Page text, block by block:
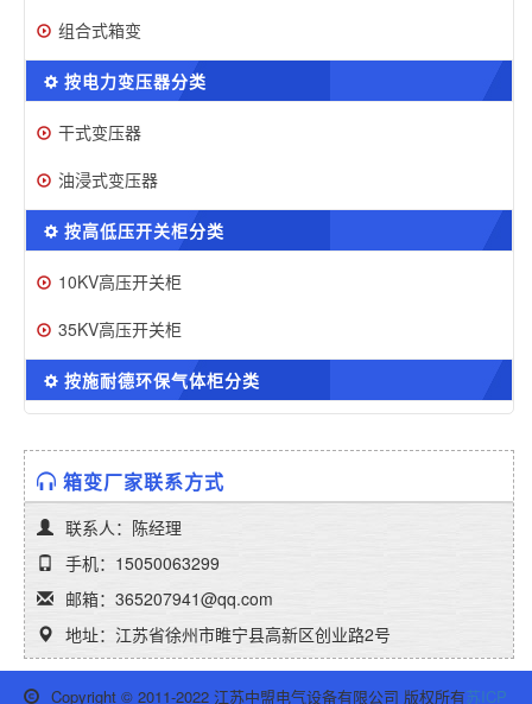
组合式箱变
按电力变压器分类
干式变压器
油浸式变压器
按高低压开关柜分类
10KV高压开关柜
35KV高压开关柜
按施耐德环保气体柜分类
箱变厂家联系方式
联系人：陈经理
手机：15050063299
邮箱：365207941@qq.com
地址：江苏省徐州市睢宁县高新区创业路2号
Copyright © 2011-2022 江苏中盟电气设备有限公司 版权所有苏ICP